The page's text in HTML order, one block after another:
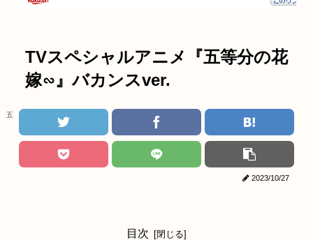
TVスペシャルアニメ『五等分の花
嫁∽』バカンスver.
五等分の花嫁
2023/10/27
目次